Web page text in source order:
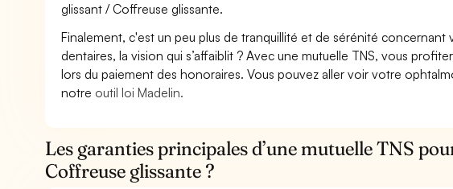
glissant / Coffreuse glissante.
Finalement, c'est un peu plus de tranquillité et de sérénité concernant
dentaires, la vision qui s’affaiblit ? Avec une mutuelle TNS, vous
lors du paiement des honoraires. Vous pouvez aller voir votre
notre outil loi Madelin.
Les garanties principales d’une mutuelle TNS
Coffreuse glissante ?